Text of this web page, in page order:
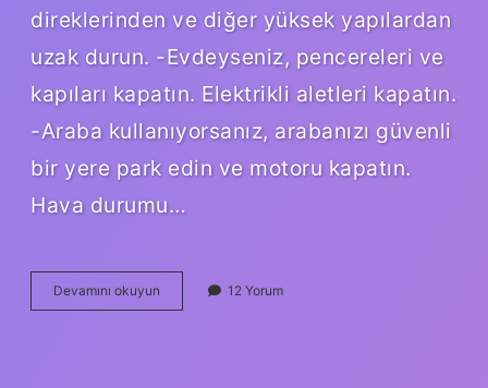
direklerinden ve diğer yüksek yapılardan
uzak durun. -Evdeyseniz, pencereleri ve
kapıları kapatın. Elektrikli aletleri kapatın.
-Araba kullanıyorsanız, arabanızı güvenli
bir yere park edin ve motoru kapatın.
Hava durumu…
Devamını okuyun Gökyüzünde
Elektrik
12 Yorum